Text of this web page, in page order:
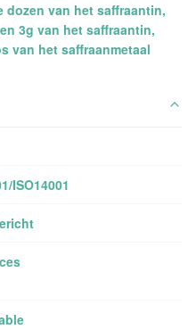
dozen van het saffraantin,
3g van het saffraantin,
van het saffraanmetaal
ISO14001